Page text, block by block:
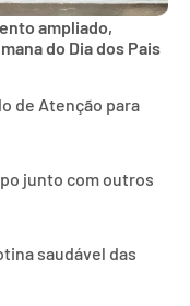
ampliado,
do Dia dos Pais
de Atenção para
junto com outros
saudável das